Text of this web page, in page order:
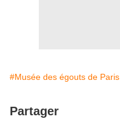
#Musée des égouts de Paris
Partager